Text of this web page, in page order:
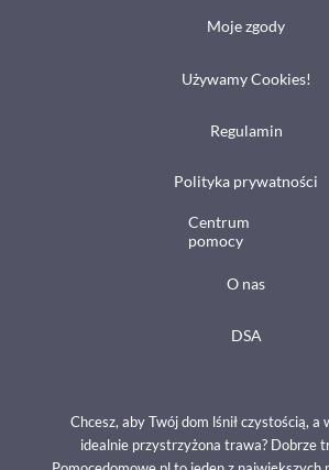
Moje zgody
Używamy Cookies!
Regulamin
Polityka prywatności
Centrum
pomocy
O nas
DSA
Chcesz, aby Twój dom lśnił czystością, a
idealnie przystrzyżona trawa? Dobrze